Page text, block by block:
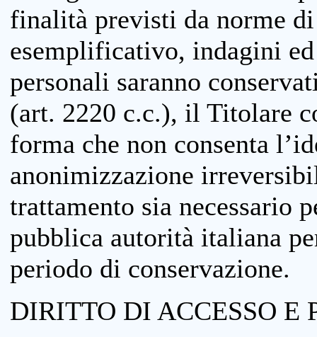
finalità previsti da norme
esemplificativo, indagini
personali saranno
(art. 2220 c.c.), il Titolare
forma che non consenta
anonimizzazione
trattamento sia necessario
pubblica autorità italiana
periodo di conservazione.
DIRITTO DI ACCESSO